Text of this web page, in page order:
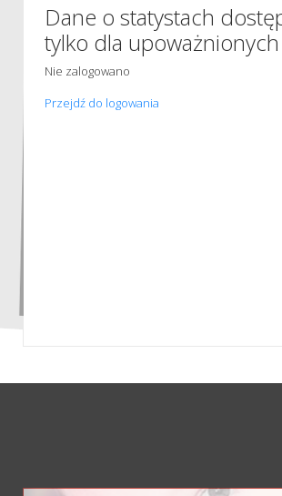
Dane o statystach
tylko dla
Nie zalogowano
Przejdź do logowania